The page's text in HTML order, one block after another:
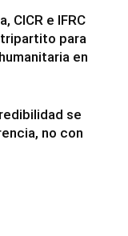
CICR e IFRC
para
en
se
no con